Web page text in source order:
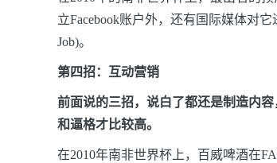
立Facebook账户外，还有国际媒体对
Job)。
第四招：互动营销
前面说的三招，说白了都还是制造内
和逼格才比较高。
在2010年南非世界杯上，百威啤酒在